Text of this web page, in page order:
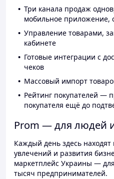
Три канала продаж
мобильное приложение,
Управление товарами,
кабинете
Готовые интеграции с
чеков
Массовый импорт
Рейтинг покупателей —
покупателя ещё до
Prom — для людей
Каждый день здесь
увлечений и развития
маркетплейс Украины —
тысяч предпринимателей.